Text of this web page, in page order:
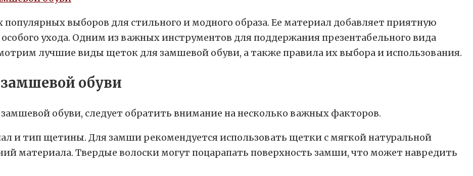
выборов для стильного и модного образа. Ее материал добавляет приятную
особого ухода. Одним из важных инструментов для поддержания презентабельного вида
лучшие виды щеток для замшевой обуви, а также правила их выбора и использования.
обуви
обуви, следует обратить внимание на несколько важных факторов.
и тип щетины. Для замши рекомендуется использовать щетки с мягкой натуральной
материала. Твердые волоски могут поцарапать поверхность замши, что может навредить